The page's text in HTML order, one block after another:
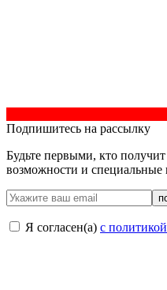
Подпишитесь на рассылку
Будьте первыми, кто
возможности и
Я согласен(a) с